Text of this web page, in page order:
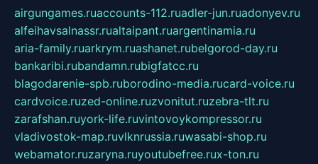
airgungames.ruaccounts-112.ruadler-jun.ruadonyev.ru
alfeihavsalnassr.rualtaipant.ruargentinamia.ru
aria-family.ruarkrym.ruashanet.rubelgorod-day.ru
bankaribi.rubandamn.rubigfatcc.ru
blagodarenie-spb.ruborodino-media.rucard-voice.ru
cardvoice.ruzed-online.ruzvonitut.ruzebra-tlt.ru
zarafshan.ruyork-life.ruvintovoykompressor.ru
vladivostok-map.ruvlknrussia.ruwasabi-shop.ru
webamator.ruzaryna.ruyoutubefree.rux-ton.ru